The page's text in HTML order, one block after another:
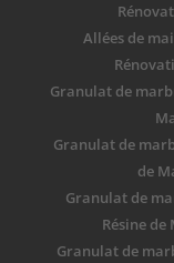
Allées de
Granulat de
Granulat de
de
Granulat de
Résine
Granulat de